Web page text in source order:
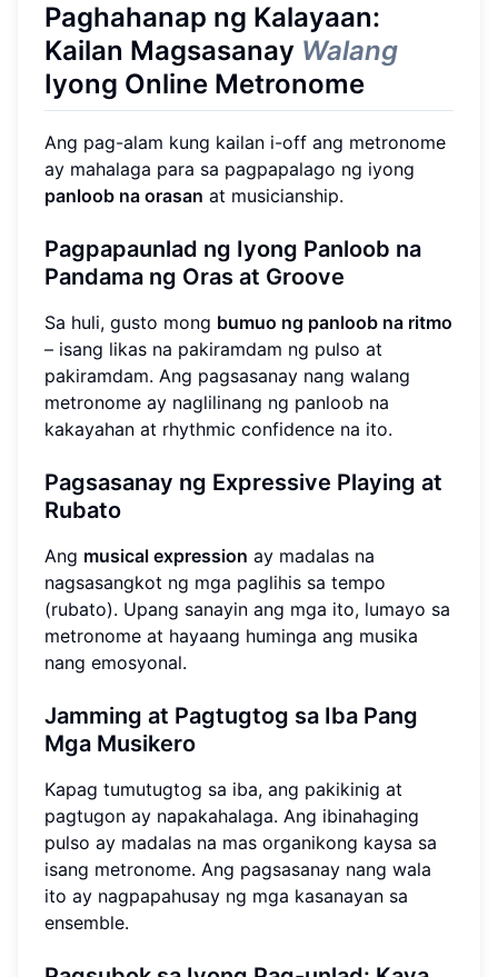
Paghahanap ng Kalayaan:
Kailan Magsasanay Walang
Iyong Online Metronome
Ang pag-alam kung kailan i-off ang metronome
ay mahalaga para sa pagpapalago ng iyong
panloob na orasan at musicianship.
Pagpapaunlad ng Iyong Panloob na
Pandama ng Oras at Groove
Sa huli, gusto mong bumuo ng panloob na ritmo
– isang likas na pakiramdam ng pulso at
pakiramdam. Ang pagsasanay nang walang
metronome ay naglilinang ng panloob na
kakayahan at rhythmic confidence na ito.
Pagsasanay ng Expressive Playing at
Rubato
Ang musical expression ay madalas na
nagsasangkot ng mga paglihis sa tempo
(rubato). Upang sanayin ang mga ito, lumayo sa
metronome at hayaang huminga ang musika
nang emosyonal.
Jamming at Pagtugtog sa Iba Pang
Mga Musikero
Kapag tumutugtog sa iba, ang pakikinig at
pagtugon ay napakahalaga. Ang ibinahaging
pulso ay madalas na mas organikong kaysa sa
isang metronome. Ang pagsasanay nang wala
ito ay nagpapahusay ng mga kasanayan sa
ensemble.